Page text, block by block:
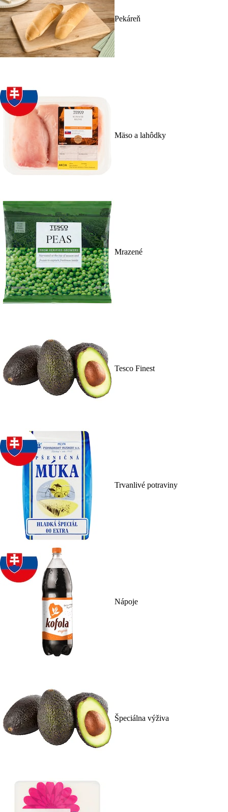
Pekáreň
Mäso a lahôdky
Mrazené
Tesco Finest
Trvanlivé potraviny
Nápoje
Špeciálna výživa